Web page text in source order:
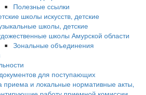
Полезные ссылки
школы искусств, детские
школы, детские
школы Амурской области
Зональные объединения
для поступающих
приема и локальные нормативные акты,